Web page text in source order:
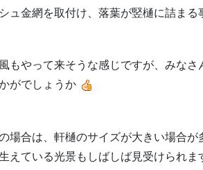
ュ金網を取付け、落葉が竪樋に詰まる
もやって来そうな感じですが、みな
がでしょうか
場合は、軒樋のサイズが大きい場合が
えている光景もしばしば見受けられま